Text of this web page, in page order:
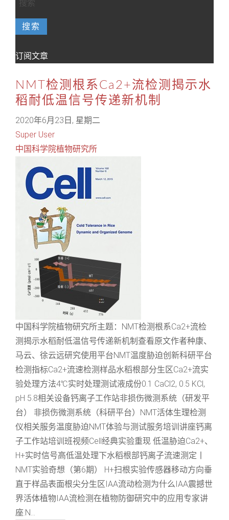
搜索
订阅文章
NMT检测根系Ca2+流检测揭示水
稻耐低温信号传递新机制
2020年6月23日, 星期二
Super User
中国科学院植物研究所
中国科学院植物研究所主题：NMT检测根系Ca2+流检
测揭示水稻耐低温信号传递新机制查看原文作者种康、
马云、徐云远研究使用平台NMT温度胁迫创新科研平台
检测指标Ca2+流速检测样品水稻根部分生区Ca2+流实
验处理方法4℃实时处理测试液成份0.1 CaCl2, 0.5 KCl,
pH 5.8相关设备钙离子工作站非损伤微测系统（研发平
台） 非损伤微测系统（科研平台）NMT活体生理检测
仪相关服务温度胁迫NMT体验与测试服务培训讲座钙离
子工作站培训班视频Cell经典实验重现 低温胁迫Ca2+、
H+实时信号高低温处理下水稻根部钙离子流速测定丨
NMT实验奇想（第6期） H+扫根实验传感器移动方向垂
直于样品表面根尖分生区IAA流动检测为什么IAA震撼世
界活体植物IAA流检测在植物防御研究中的应用专家讲
座:N...